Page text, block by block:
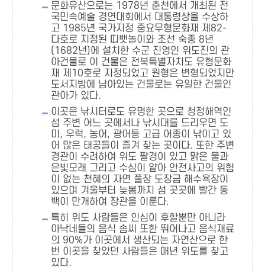
문화유산으로는 1978년 춘천에서 개최된 전
국민속예술 경연대회에서 대통령상을 수상하
고 1985년 국가지정 중요무형문화재 제82-
다호로 지정된 띠뱃놀이와 조선 숙종 8년
(1682년)에 설치한 수군 진영인 위도진의 관
아건물로 이 건물은 전북특별자치도 유형문화
재 제10호로 지정되었고 원형은 변형되었지만
도서지방에 남아있는 건물로는 유일한 건물인
관아가 있다.
이곳은 낚시터로도 유명한 곳으로 청정해역인
섬 주변 어느 곳에서나 낚시대를 드리우면 도
미, 우럭, 농어, 광어등 고급 어종이 낚이고 있
어 많은 태공들이 즐겨 찾는 곳이다. 또한 주변
경관이 수려하여 위도 팔경이 있고 맑은 물과
은빛모래 그리고 수심이 얕아 안전사고의 위험
이 없는 천혜의 자연 풀장 도장금 해수욕장이
있으며 겨울부터 늦봄까지 섬 곳곳에 빨간 동
백이 만개하여 장관을 이룬다.
특히 위도 사람들은 인심이 후할뿐만 아니라
아낙네들의 음식 솜씨 또한 뛰어나고 음식재료
의 90%가 이곳에서 생산되는 자연산으로 한
번 이곳을 찾았던 사람들은 매년 위도를 찾고
있다.